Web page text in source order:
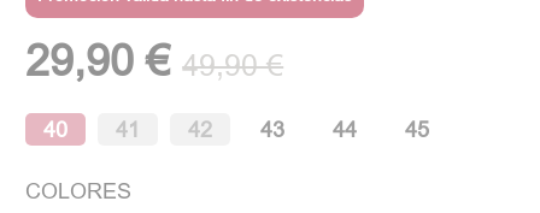
29,90 € 49,90 €
40 41 42 43 44 45
COLORES